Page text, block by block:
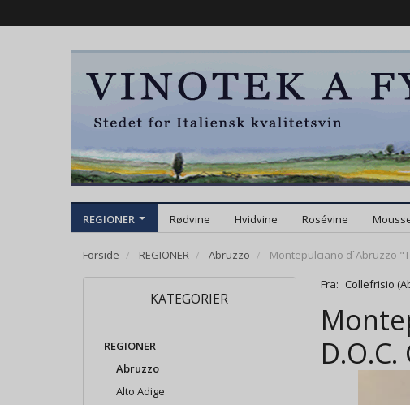
REGIONER Rødvine Hvidvine Rosévine
Forside REGIONER Abruzzo Montepulciano d`Abruzzo
KATEGORIER
REGIONER
Abruzzo
Alto Adige
Fra: Collefrisio